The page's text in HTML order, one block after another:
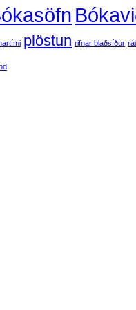
plöstun rifnar blaðsíður